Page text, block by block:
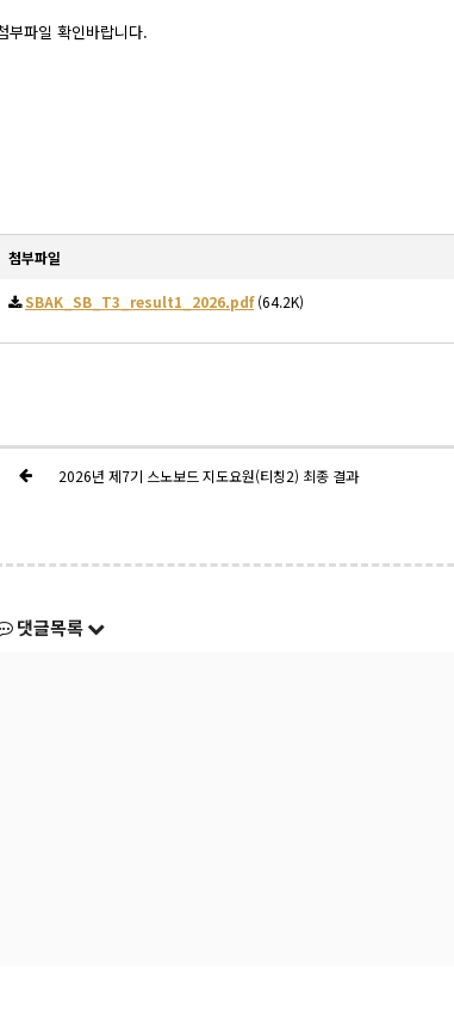
부파일 확인바랍니다.
첨부파일
SBAK_SB_T3_result1_2026.pdf(64.2K)
2026년 제7기 스노보드 지도요원(티칭2) 최종 결과
댓글목록